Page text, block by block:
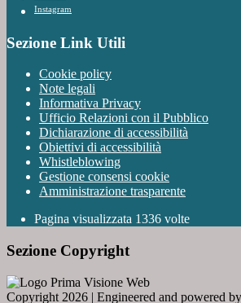
Instagram
Sezione Link Utili
Cookie policy
Note legali
Informativa Privacy
Ufficio Relazioni con il Pubblico
Dichiarazione di accessibilità
Obiettivi di accessibilità
Whistleblowing
Gestione consensi cookie
Amministrazione trasparente
Pagina visualizzata 1336 volte
Sezione Copyright
Copyright 2026 | Engineered and powered